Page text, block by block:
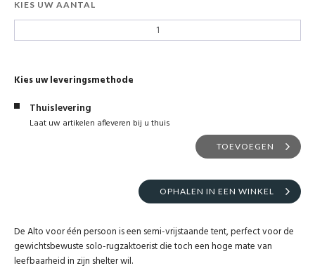
KIES UW AANTAL
Kies uw leveringsmethode
Thuislevering
Laat uw artikelen afleveren bij u thuis
TOEVOEGEN
OPHALEN IN EEN WINKEL
De Alto voor één persoon is een semi-vrijstaande tent, perfect voor de
gewichtsbewuste solo-rugzaktoerist die toch een hoge mate van
leefbaarheid in zijn shelter wil.